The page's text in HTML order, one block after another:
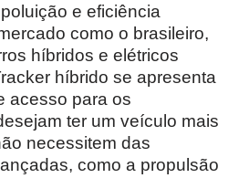
e eficiência
como o brasileiro,
híbridos e elétricos
híbrido se apresenta
acesso para os
ter um veículo mais
necessitem das
como a propulsão